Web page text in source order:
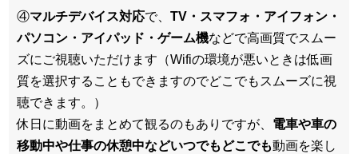
④マルチデバイス対応で、 TV・スマフォ・アイフォン・
パソコン・アイパッド・ゲーム機などで高画質でスムー
ズにご視聴いただけます（Wifiの環境が悪いときは低画
質を選択することもできますのでどこでもスムーズに視
聴できます。）
休日に動画をまとめて観るのもありですが、 電車や車の
移動中や仕事の休憩中などいつでもどこでも動画を楽し